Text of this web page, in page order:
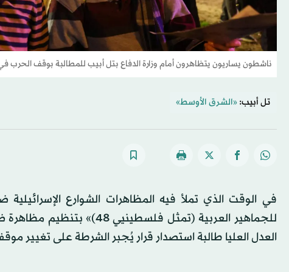
ناشطون يساريون يتظاهرون أمام وزارة الدفاع بتل أبيب للمطالبة بوقف الحرب في غزة يوم 10 فبراير
تل أبيب: «الشرق الأوسط»
في الوقت الذي تملأ فيه المظاهرات الشوارع
للجماهير العربية (تمثل
العدل العليا طالبة استصدار قرار يُجبر الشرطة على تغيير